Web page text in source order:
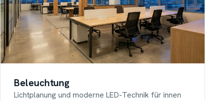
Beleuchtung
Lichtplanung und moderne LED-Technik für innen